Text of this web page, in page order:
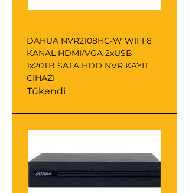
DAHUA NVR2108HC-W WIFI 8
KANAL HDMI/VGA 2xUSB
1x20TB SATA HDD NVR KAYIT
CIHAZI
Tükendi